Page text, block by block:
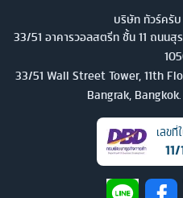
บริษัท ทัวร์ครั
33/51 อาคารวอลสตรีท ชั้น 11 ถนน
33/51 Wall Street Tower, 11th
Bangrak, Bangkok.
เลข